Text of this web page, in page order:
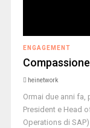
ENGAGEMENT
heinetwork
Ormai due anni fa,
President e Head
Operations di